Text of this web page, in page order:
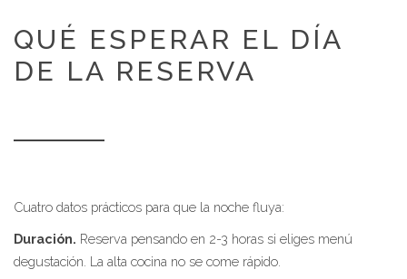
QUÉ ESPERAR EL DÍA
DE LA RESERVA
Cuatro datos prácticos para que la noche fluya:
Duración. Reserva pensando en 2-3 horas si eliges menú
degustación. La alta cocina no se come rápido.